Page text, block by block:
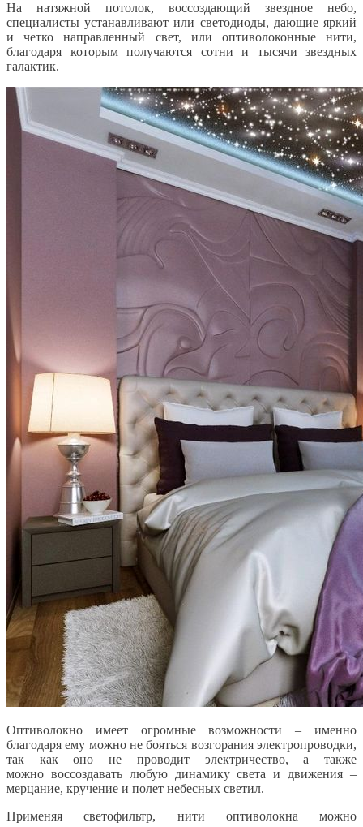
На натяжной потолок, воссоздающий звездное небо,
специалисты устанавливают или светодиоды, дающие яркий
и четко направленный свет, или оптиволоконные нити,
благодаря которым получаются сотни и тысячи звездных
галактик.
Оптиволокно имеет огромные возможности – именно
благодаря ему можно не бояться возгорания электропроводки,
так как оно не проводит электричество, а также
можно воссоздавать любую динамику света и движения –
мерцание, кручение и полет небесных светил.
Применяя светофильтр, нити оптиволокна можно